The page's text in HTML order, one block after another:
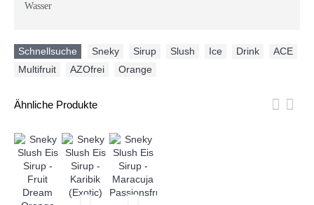
Wasser
Schnellsuche Sneky Sirup Slush Ice Drink ACE
Multifruit
AZOfrei Orange
Ähnliche Produkte